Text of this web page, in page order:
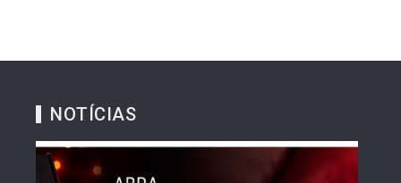
NOTÍCIAS